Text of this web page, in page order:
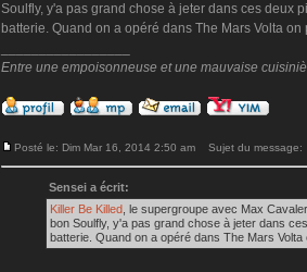
Soulfly, y'a pas grand chose à jeter dans ces deux
batterie. Quand on a opéré dans The Mars Volta
Entre une empoisonneuse et une mauvaise
Posté le: Dim Mar 16, 2014 2:50 am Sujet du message:
Sensei a écrit:
Killer Be Killed , le supergroupe avec Max
bon Soulfly, y'a pas grand chose à jeter dans
batterie. Quand on a opéré dans The Mars